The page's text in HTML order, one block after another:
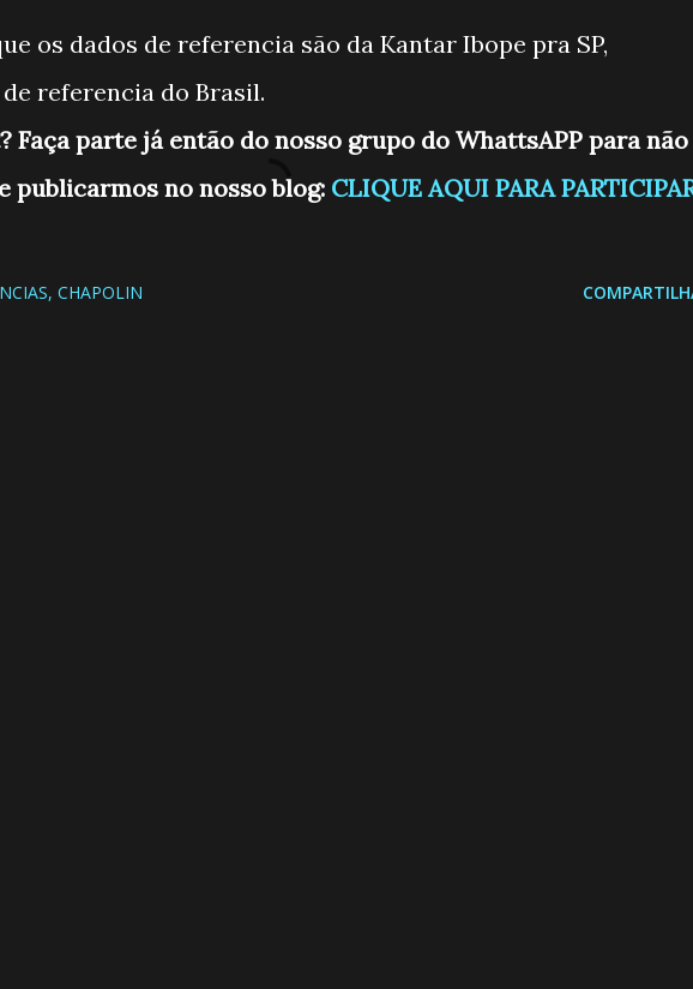
os dados de referencia são da Kantar Ibope pra SP,
referencia do Brasil.
Faça parte já então do nosso grupo do WhattsAPP para não
publicarmos no nosso blog: CLIQUE AQUI PARA
CHAPOLIN